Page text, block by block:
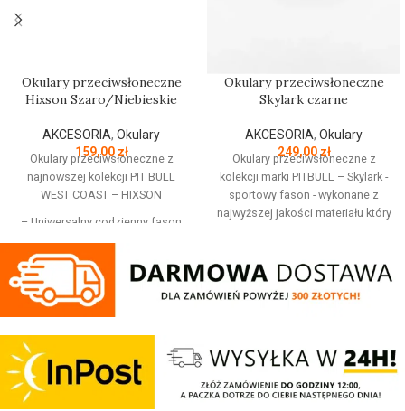
Okulary przeciwsłoneczne
Hixson Szaro/Niebieskie
AKCESORIA, Okulary
159,00zł
Okulary przeciwsłoneczne z
najnowszej kolekcji PIT BULL
WEST COAST – HIXSON
– Uniwersalny codzienny fason
– Grafitowe oprawki z
przezroczystymi detalami na
krawędziach
– Efektowne błękitne cieniowane
materiału który jest elastyczny,
wytrzymały na uderzenia, oraz ma
właściwości antyalergiczne
– Soczewki polaryzowane TAC o
Okulary przeciwsłoneczne
Skylark czarne
AKCESORIA, Okulary
249,00zł
Okulary przeciwsłoneczne z
kolekcji marki PITBULL – Skylark -
sportowy fason - wykonane z
najwyższej jakości materiału który
antyalergiczne - soczewki z
polaryzacją TAC o grubości
ponad 1mm dodatkowo
i pękanie - szkła zapewniają 100%
ochronę przed promieniowaniem
UV oraz eliminują 99% odblasków